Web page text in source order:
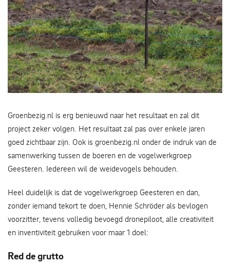
Groenbezig.nl is erg benieuwd naar het resultaat en zal dit
project zeker volgen. Het resultaat zal pas over enkele jaren
goed zichtbaar zijn. Ook is groenbezig.nl onder de indruk van de
samenwerking tussen de boeren en de vogelwerkgroep
Geesteren. Iedereen wil de weidevogels behouden.
Heel duidelijk is dat de vogelwerkgroep Geesteren en dan,
zonder iemand tekort te doen, Hennie Schröder als bevlogen
voorzitter, tevens volledig bevoegd dronepiloot, alle creativiteit
en inventiviteit gebruiken voor maar 1 doel:
Red de grutto